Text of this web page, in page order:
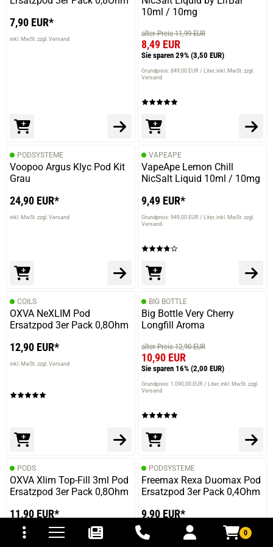
0
und Versandkosten
7,90 EUR*
inkl. MwSt. zzgl. Versand
10ml / 10mg
alter Preis 11,99 EUR
8,49 EUR
Sie sparen 29% (3,50 EUR)
Grundpreis: 849,00 EUR / Liter inkl. MwSt. zzgl.
Versand
PODSYSTEME
Voopoo Argus Klyc Pod Kit
Grau
24,90 EUR*
inkl. MwSt. zzgl. Versand
VAPEAPE
VapeApe Lemon Chill
NicSalt Liquid 10ml / 10mg
9,49 EUR*
Grundpreis: 949,00 EUR / Liter inkl. MwSt. zzgl.
Versand
COILS
OXVA NeXLIM Pod
Ersatzpod 3er Pack 0,8Ohm
12,90 EUR*
inkl. MwSt. zzgl. Versand
BIG BOTTLE
Big Bottle Very Cherry
Longfill Aroma
alter Preis 12,90 EUR
10,90 EUR
Sie sparen 16% (2,00 EUR)
Grundpreis: 1.090,00 EUR / Liter inkl. MwSt. zzgl.
Versand
PODS
OXVA Xlim Top-Fill 3ml Pod
Ersatzpod 3er Pack 0,8Ohm
11,90 EUR*
inkl. MwSt. zzgl. Versand
PODSYSTEME
Freemax Rexa Duomax Pod
Ersatzpod 3er Pack 0,4Ohm
9,90 EUR*
inkl. MwSt. zzgl. Versand